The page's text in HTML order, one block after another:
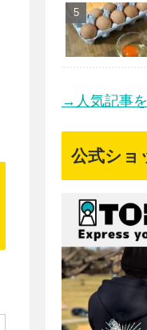
→人気記事
公式ショ